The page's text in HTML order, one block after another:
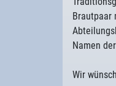
Brautpaar
Namen
Wir